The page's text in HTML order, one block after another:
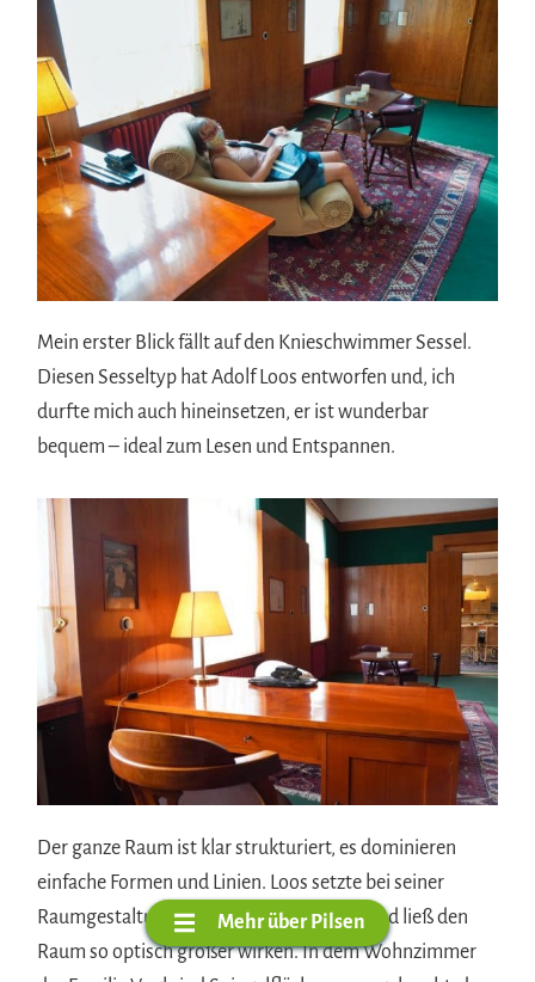
Mein erster Blick fällt auf den Knieschwimmer Sessel.
Diesen Sesseltyp hat Adolf Loos entworfen und, ich
durfte mich auch hineinsetzen, er ist wunderbar
bequem – ideal zum Lesen und Entspannen.
Der ganze Raum ist klar strukturiert, es dominieren
einfache Formen und Linien. Loos setzte bei seiner
Raumgestaltung auch gerne Spiegel ein und ließ den
Raum so optisch größer wirken. In dem Wohnzimmer
Mehr über Pilsen